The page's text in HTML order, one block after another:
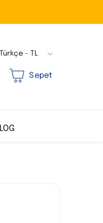
Türkçe - TL
Sepet